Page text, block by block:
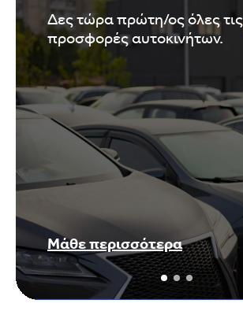
Δες τώρα πρώτη/ος όλες τις
προσφορές αυτοκινήτων.
Μάθε περισσότερα